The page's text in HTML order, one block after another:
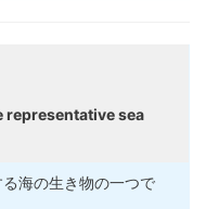
representative sea
海の生き物の一つで